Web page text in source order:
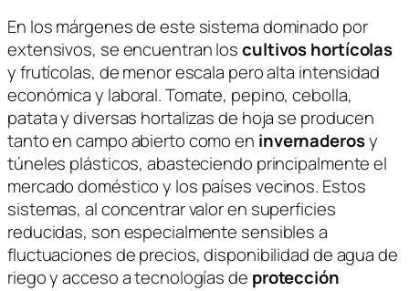
En los márgenes de este sistema dominado por
extensivos, se encuentran loscultivos hortícolas
y frutícolas, de menor escala pero alta intensidad
económica y laboral. Tomate, pepino, cebolla,
patata y diversas hortalizas de hoja se producen
tanto en campo abierto como en invernaderosy
túneles plásticos, abasteciendo principalmente el
mercado doméstico y los países vecinos. Estos
sistemas, al concentrar valor en superficies
reducidas, son especialmente sensibles a
fluctuaciones de precios, disponibilidad de agua de
riego y acceso a tecnologías de protección